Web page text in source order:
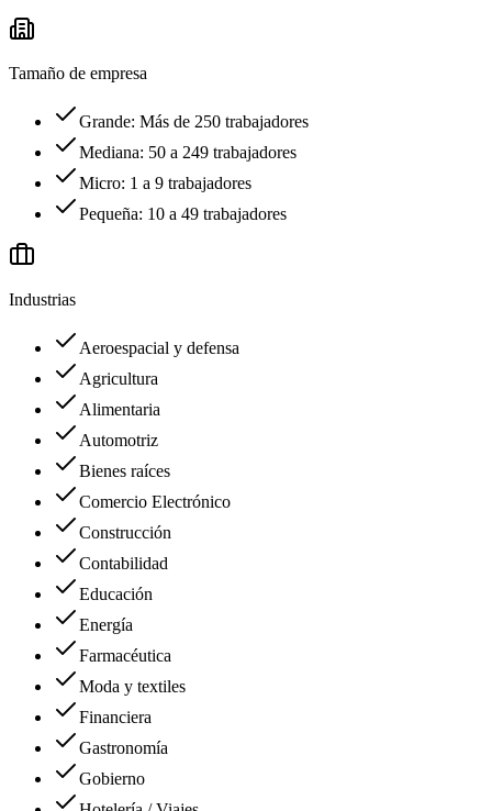
Tamaño de empresa
Grande: Más de 250 trabajadores
Mediana: 50 a 249 trabajadores
Micro: 1 a 9 trabajadores
Pequeña: 10 a 49 trabajadores
Industrias
Aeroespacial y defensa
Agricultura
Alimentaria
Automotriz
Bienes raíces
Comercio Electrónico
Construcción
Contabilidad
Educación
Energía
Farmacéutica
Moda y textiles
Financiera
Gastronomía
Gobierno